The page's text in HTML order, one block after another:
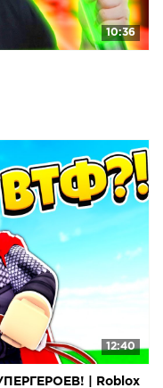
10:36
12:40
| Roblox